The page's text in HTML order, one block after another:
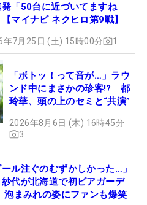
発「50台に近づいてますね
マイナビ ネクヒロ第9戦】
年7月25日 (土) 15時00分 1
「ボトッ！って音が…」ラウ
ンド中にまさかの珍客!? 都
玲華、頭の上のセミと“共演”
2026年8月6日 (木) 16時45分
3
ール注ぐのむずかしかった…」
代が北海道で初ビアガーデ
泡まみれの姿にファンも爆笑